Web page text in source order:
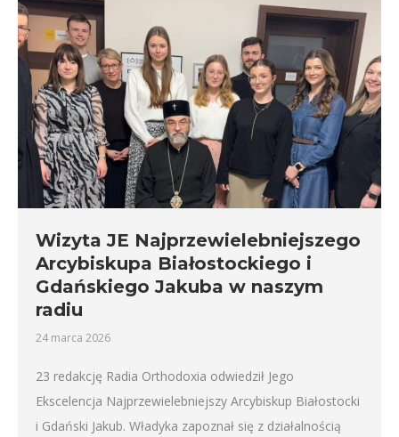
Wizyta JE Najprzewielebniejszego
Arcybiskupa Białostockiego i
Gdańskiego Jakuba w naszym
radiu
24 marca 2026
23 redakcję Radia Orthodoxia odwiedził Jego
Ekscelencja Najprzewielebniejszy Arcybiskup Białostocki
i Gdański Jakub. Władyka zapoznał się z działalnością